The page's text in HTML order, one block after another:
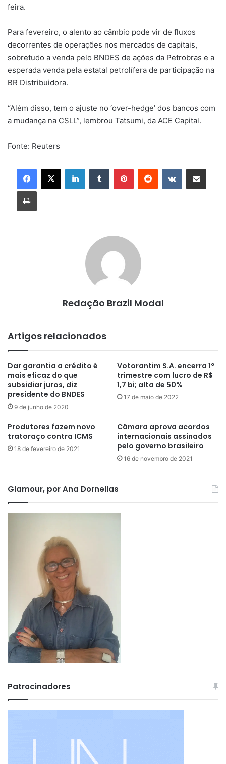
feira.
Para fevereiro, o alento ao câmbio pode vir de fluxos
decorrentes de operações nos mercados de capitais,
sobretudo a venda pelo BNDES de ações da Petrobras e a
esperada venda pela estatal petrolífera de participação na
BR Distribuidora.
“Além disso, tem o ajuste no ‘over-hedge’ dos bancos com
a mudança na CSLL”, lembrou Tatsumi, da ACE Capital.
Fonte: Reuters
LinkedinTumblr PinterestReddit VK Compartilhar via e-mail
Imprimir
Redação Brazil Modal
Artigos relacionados
Dar garantia a crédito é
mais eficaz do que
subsidiar juros, diz
presidente do BNDES
9 de junho de 2020
Votorantim S.A. encerra 1º
trimestre com lucro de R$
1,7 bi; alta de 50%
17 de maio de 2022
Produtores fazem novo
tratoraço contra ICMS
18 de fevereiro de 2021
Câmara aprova acordos
internacionais assinados
pelo governo brasileiro
16 de novembro de 2021
Glamour, por Ana Dornellas
Patrocinadores